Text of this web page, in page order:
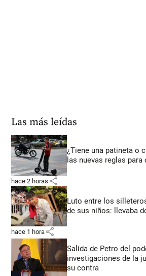
Las más leídas
¿Tiene una patineta o
las nuevas reglas
hace 2 horas share
Luto entre los
de sus niños: llevaba
hace 1 hora share
Salida de Petro del
investigaciones de la
su contra